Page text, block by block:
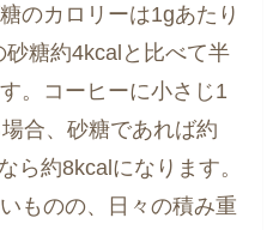
のカロリーは1gあたり
糖約4kcalと比べて半
。コーヒーに小さじ1
合、砂糖であれば約
ら約8kcalになります。
ものの、日々の積み重